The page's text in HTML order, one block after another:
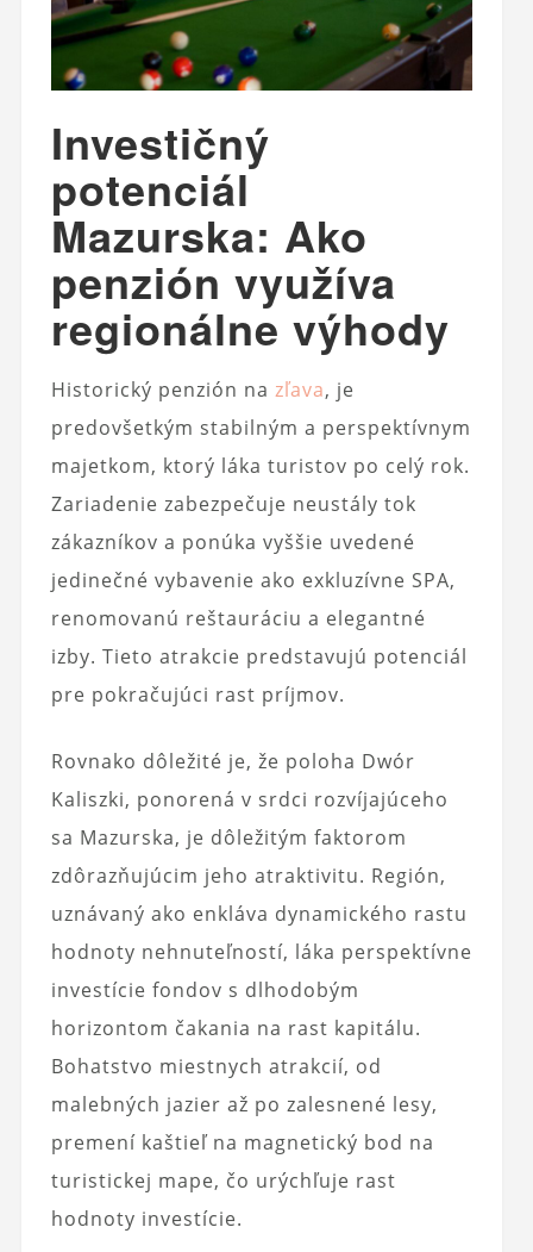
Investičný
potenciál
Mazurska: Ako
penzión využíva
regionálne výhody
Historický penzión na zľava, je
predovšetkým stabilným a perspektívnym
majetkom, ktorý láka turistov po celý rok.
Zariadenie zabezpečuje neustály tok
zákazníkov a ponúka vyššie uvedené
jedinečné vybavenie ako exkluzívne SPA,
renomovanú reštauráciu a elegantné
izby. Tieto atrakcie predstavujú potenciál
pre pokračujúci rast príjmov.
Rovnako dôležité je, že poloha Dwór
Kaliszki, ponorená v srdci rozvíjajúceho
sa Mazurska, je dôležitým faktorom
zdôrazňujúcim jeho atraktivitu. Región,
uznávaný ako enkláva dynamického rastu
hodnoty nehnuteľností, láka perspektívne
investície fondov s dlhodobým
horizontom čakania na rast kapitálu.
Bohatstvo miestnych atrakcií, od
malebných jazier až po zalesnené lesy,
premení kaštieľ na magnetický bod na
turistickej mape, čo urýchľuje rast
hodnoty investície.